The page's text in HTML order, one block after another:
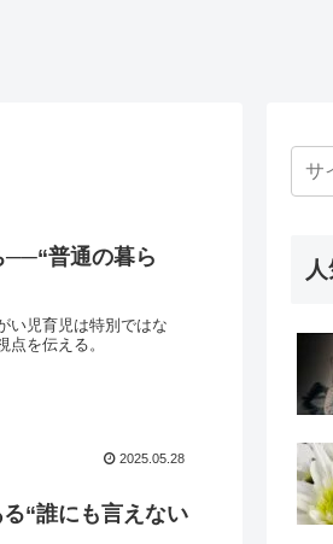
──“普通の暮ら
い児育児は特別ではな
を伝える。
2025.05.28
“誰にも言えない